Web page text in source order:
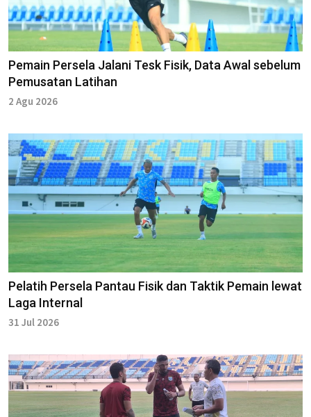
Pemain Persela Jalani Tesk Fisik, Data Awal sebelum
Pemusatan Latihan
2 Agu 2026
Pelatih Persela Pantau Fisik dan Taktik Pemain lewat
Laga Internal
31 Jul 2026